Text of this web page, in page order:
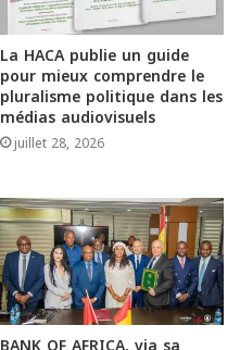
La HACA publie un guide
pour mieux comprendre le
pluralisme politique dans les
médias audiovisuels
juillet 28, 2026